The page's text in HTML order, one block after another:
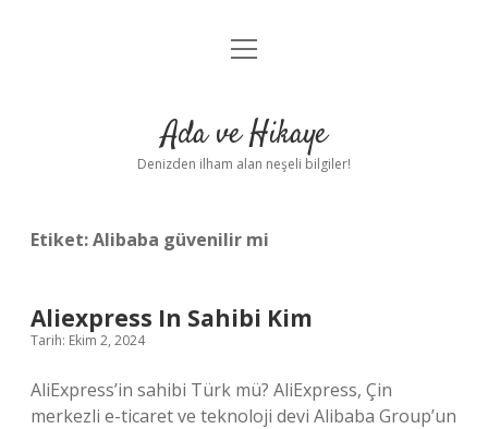
Anasayfa
Yasal Uyarı
menüyü
Ada ve Hikaye
Denizden ilham alan neşeli bilgiler!
Etiket:Alibaba güvenilir mi
Aliexpress In Sahibi Kim
Tarih: Ekim 2, 2024
AliExpress’in sahibi Türk mü? AliExpress, Çin
merkezli e-ticaret ve teknoloji devi Alibaba Group’un